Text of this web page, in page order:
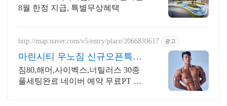
8월 한정 지급, 특별무상혜택
http://map.naver.com/v5/entry/place/2066839617 광고
마린시티 우노짐 신규오픈특가
마린시티 신규헬스장 오픈
짐80,해머,사이벡스,너틸러스 30종
풀세팅완료 네이버 예약 무료PT 진